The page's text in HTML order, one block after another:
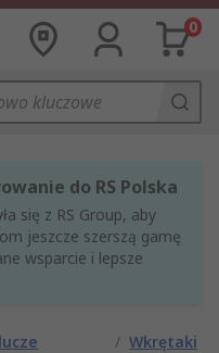
0
do RS Polska
się z RS Group, aby
jeszcze szerszą gamę
wsparcie i lepsze
/ Wkrętaki